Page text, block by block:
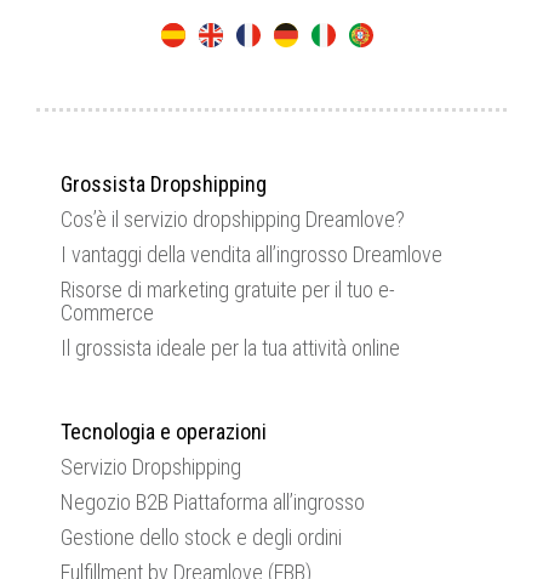
Grossista Dropshipping
Cos’è il servizio dropshipping Dreamlove?
I vantaggi della vendita all’ingrosso Dreamlove
Risorse di marketing gratuite per il tuo e-
Commerce
Il grossista ideale per la tua attività online
Tecnologia e operazioni
Servizio Dropshipping
Negozio B2B Piattaforma all’ingrosso
Gestione dello stock e degli ordini
Fulfillment by Dreamlove (FBB)